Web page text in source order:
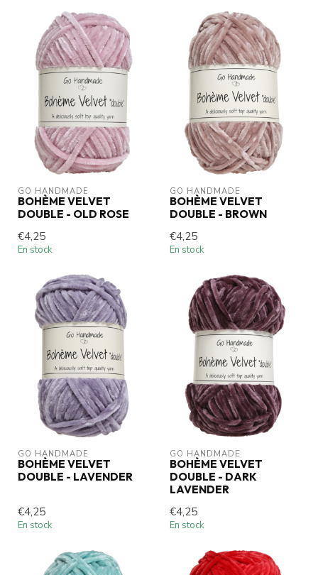
GO HANDMADE
BOHÈME VELVET
DOUBLE - OLD ROSE
€4,25
En stock
GO HANDMADE
BOHÈME VELVET
DOUBLE - BROWN
€4,25
En stock
GO HANDMADE
BOHÈME VELVET
DOUBLE - LAVENDER
€4,25
En stock
GO HANDMADE
BOHÈME VELVET
DOUBLE - DARK
LAVENDER
€4,25
En stock